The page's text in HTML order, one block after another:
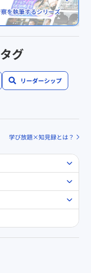
グ
リーダーシップ
学び放題×知見録とは？